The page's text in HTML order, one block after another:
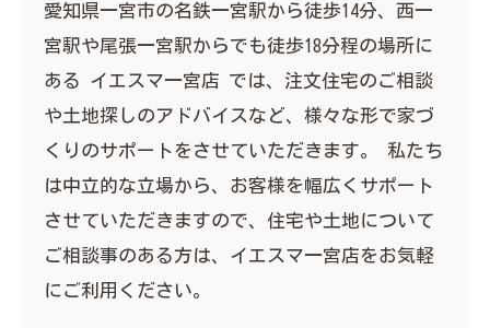
愛知県一宮市の名鉄一宮駅から徒歩14分、西一
宮駅や尾張一宮駅からでも徒歩18分程の場所に
ある イエスマ一宮店 では、注文住宅のご相談
や土地探しのアドバイスなど、様々な形で家づ
くりのサポートをさせていただきます。 私たち
は中立的な立場から、お客様を幅広くサポート
させていただきますので、住宅や土地について
ご相談事のある方は、イエスマ一宮店をお気軽
にご利用ください。